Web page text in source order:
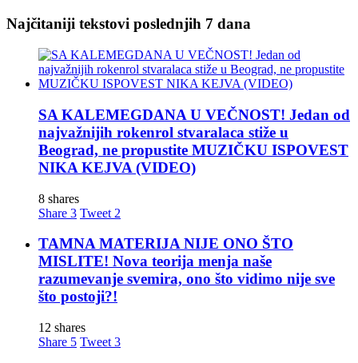
Najčitaniji tekstovi poslednjih 7 dana
SA KALEMEGDANA U VEČNOST! Jedan od
najvažnijih rokenrol stvaralaca stiže u
Beograd, ne propustite MUZIČKU ISPOVEST
NIKA KEJVA (VIDEO)
8 shares
Share 3 Tweet 2
TAMNA MATERIJA NIJE ONO ŠTO
MISLITE! Nova teorija menja naše
razumevanje svemira, ono što vidimo nije sve
što postoji?!
12 shares
Share 5 Tweet 3